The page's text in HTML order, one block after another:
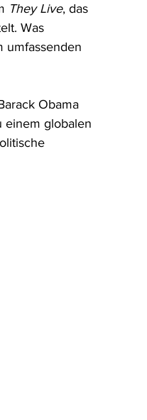
They Live, das
Was
umfassenden
Obama
einem globalen